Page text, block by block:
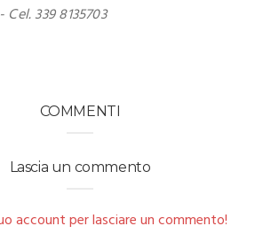
Cel. 339 8135703
COMMENTI
Lascia un commento
account per lasciare un commento!